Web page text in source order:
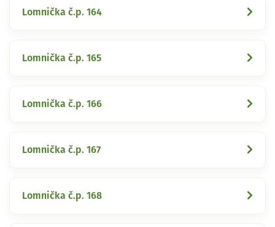
Lomnička č.p. 164
Lomnička č.p. 165
Lomnička č.p. 166
Lomnička č.p. 167
Lomnička č.p. 168